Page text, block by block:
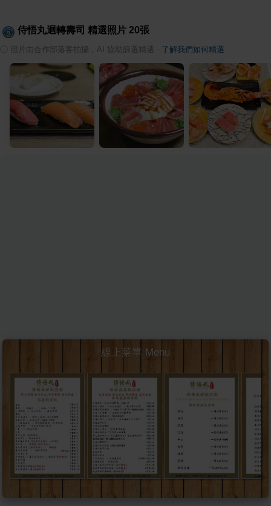
侍悟丸迴轉壽司 精選照片 20張
照片由合作部落客拍攝，AI 協助篩選精選 了解我們如何精選
線上菜單 Menu